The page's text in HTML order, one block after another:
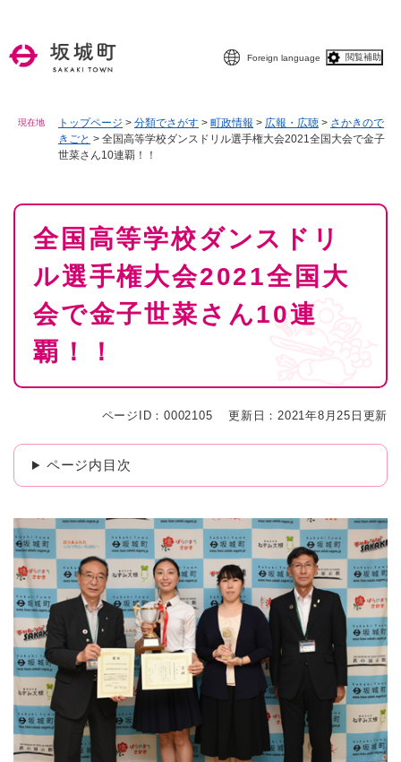
Foreign language 閲覧補助
現在地 トップページ > 分類でさがす > 町政情報 > 広報・広聴 > さかきので
きごと > 全国高等学校ダンスドリル選手権大会2021全国大会で金子
世菜さん10連覇！！
本
全国高等学校ダンスドリ
ル選手権大会2021全国大
会で金子世菜さん10連
覇！！
ページID：0002105 更新日：2021年8月25日更新
ページ内目次